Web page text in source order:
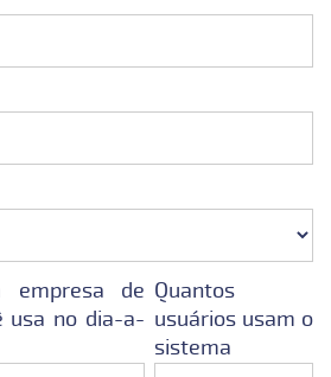
empresa de
usa no dia-a-
Quantos
usuários usam o
sistema